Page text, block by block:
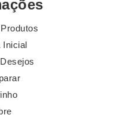
Inicial